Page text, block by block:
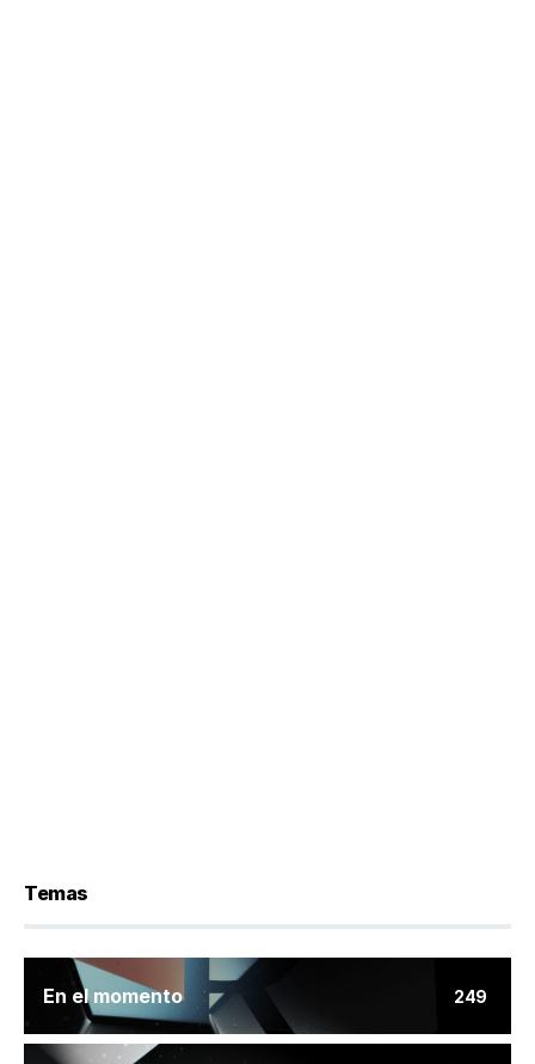
Temas
En el momento 249